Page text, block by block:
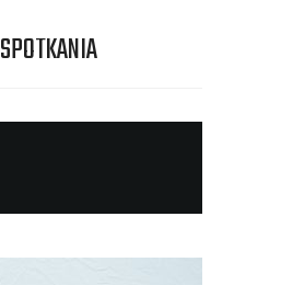
SPOTKANIA